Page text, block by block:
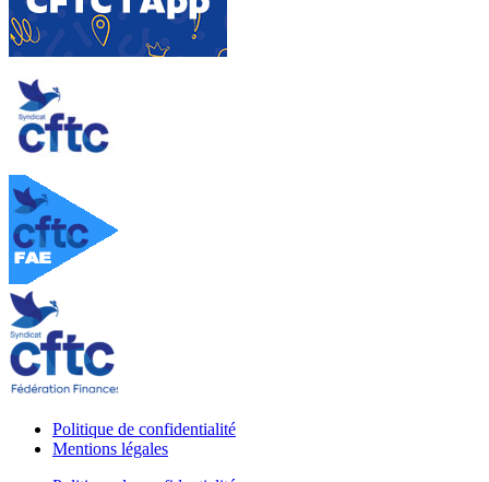
Politique de confidentialité
Mentions légales